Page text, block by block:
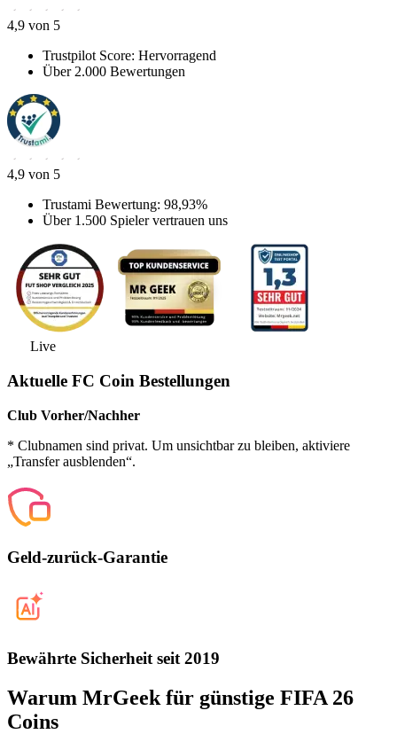
4,9 von 5
Trustpilot Score: Hervorragend
Über 2.000 Bewertungen
4,9 von 5
Trustami Bewertung: 98,93%
Über 1.500 Spieler vertrauen uns
Live
Aktuelle FC Coin Bestellungen
Club Vorher/Nachher
* Clubnamen sind privat. Um unsichtbar zu bleiben, aktiviere
„Transfer ausblenden“.
Geld-zurück-Garantie
Bewährte Sicherheit seit 2019
Warum MrGeek für günstige FIFA 26
Coins